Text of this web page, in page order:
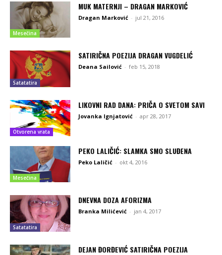
Mesečina
MUK MATERNJI – DRAGAN MARKOVIĆ
Dragan Marković - jul 21, 2016
Satatatira
SATIRIČNA POEZIJA DRAGAN VUGDELIĆ
Deana Sailović - feb 15, 2018
Otvorena vrata
LIKOVNI RAD DANA: PRIČA O SVETOM SAVI
Jovanka Ignjatović - apr 28, 2017
Mesečina
PEKO LALIČIĆ: SLAMKA SMO SLUĐENA
Peko Laličić - okt 4, 2016
Satatatira
DNEVNA DOZA AFORIZMA
Branka Milićević - jan 4, 2017
DEJAN ĐORĐEVIĆ SATIRIČNA POEZIJA